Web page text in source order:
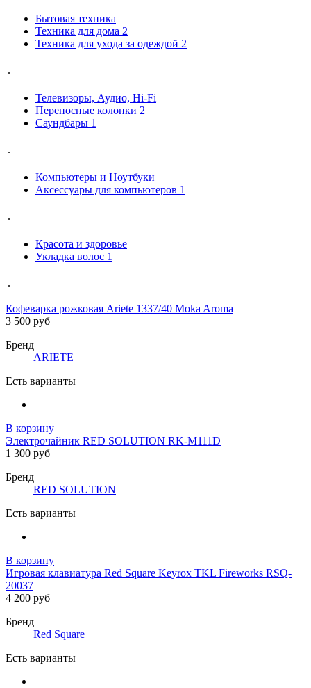
Бытовая техника
Техника для дома 2
Техника для ухода за одеждой 2
.
Телевизоры, Аудио, Hi-Fi
Переносные колонки 2
Саундбары 1
.
Компьютеры и Ноутбуки
Аксессуары для компьютеров 1
.
Красота и здоровье
Укладка волос 1
.
Кофеварка рожковая Ariete 1337/40 Moka Aroma
3 500 руб
Бренд
ARIETE
Есть варианты
В корзину
Электрочайник RED SOLUTION RK-M111D
1 300 руб
Бренд
RED SOLUTION
Есть варианты
В корзину
Игровая клавиатура Red Square Keyrox TKL Fireworks RSQ-
20037
4 200 руб
Бренд
Red Square
Есть варианты